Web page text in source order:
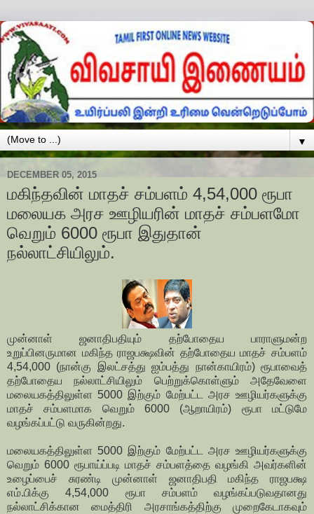
▼
DECEMBER 05, 2015
மகிந்தவின் மாதச் சம்பளம் 4,54,000 ரூபா
மலையக அரச ஊழியரின் மாதச் சம்பளமோ
வெறும் 6000 ரூபா இதுதான்
நல்லாட்சியிலும்.
முன்னாள் ஜனாதிபதியும் தற்போதைய பாராளுமன்ற
உறுப்பினருமான மகிந்த ராஜபக்ஷவின் தற்போதைய மாதச் சம்பளம்
4,54,000 (நான்கு இலட்சத்து ஐம்பத்து நான்காயிரம்) ரூபாவைத்
தற்போதைய நல்லாட்சியிலும் பெற்றுக்கொள்ளும் அதேவேளை
மலையகத்திலுள்ள 5000 இற்கும் மேற்பட்ட அரச ஊழியர்களுக்கு
மாதச் சம்பளமாக வெறும் 6000 (ஆறாயிரம்) ரூபா மட்டுமே
வழங்கப்பட்டு வருகின்றது.
மலையகத்திலுள்ள 5000 இற்கும் மேற்பட்ட அரச ஊழியர்களுக்கு
வெறும் 6000 ரூபாய்ப்படி மாதச் சம்பளத்தை வழங்கி அவர்களின்
உழைப்பைச் சுரண்டி முன்னாள் ஜனாதிபதி மகிந்த ராஜபக்ஷ
எம்.பிக்கு 4,54,000 ரூபா சம்பளம் வழங்கப்படுவதானது
நல்லாட்சிக்கான மைத்திரி அரசாங்கத்திற்கு முறைகேடாகவும்